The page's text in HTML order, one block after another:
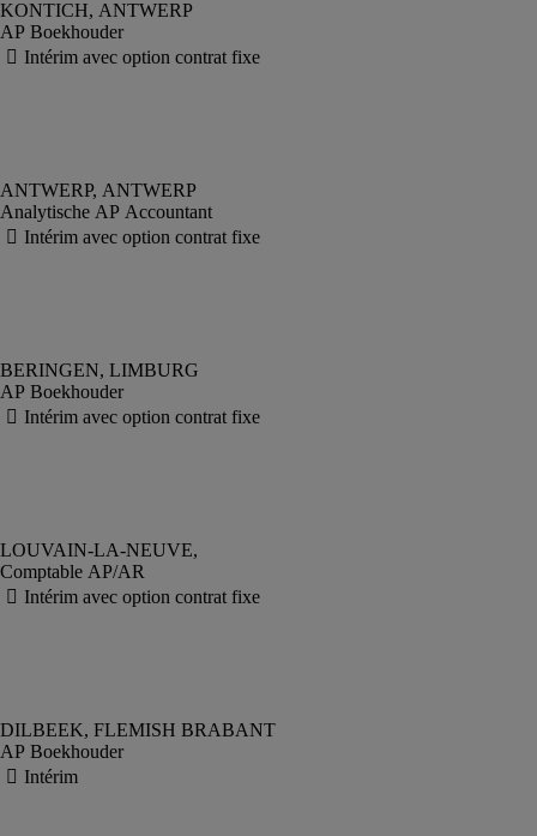
AP Boekhouder
Analytische AP Accountant
AP Boekhouder
Comptable AP/AR
AP Boekhouder